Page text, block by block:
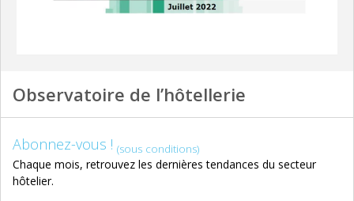
Observatoire de l’hôtellerie
Abonnez-vous ! (sous conditions)
Chaque mois, retrouvez les dernières tendances du secteur
hôtelier.